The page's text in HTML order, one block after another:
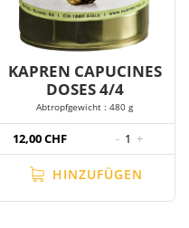
KAPREN CAPUCINES
DOSES 4/4
Abtropfgewicht : 480 g
12,00 CHF - 1 +
HINZUFÜGEN